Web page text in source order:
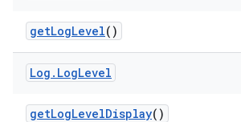
getLogLevel()
Log . LogLevel
getLogLevelDisplay()